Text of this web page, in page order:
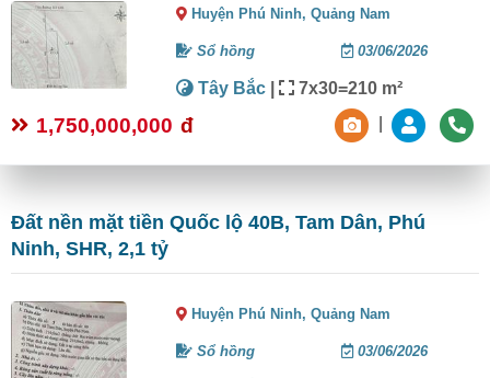
Huyện Phú Ninh,Quảng Nam
Sổ hồng 03/06/2026
Tây Bắc | 7x30=210 m²
1,750,000,000 đ
Đất nền mặt tiền Quốc lộ 40B, Tam Dân, Phú
Ninh, SHR, 2,1 tỷ
Huyện Phú Ninh,Quảng Nam
Sổ hồng 03/06/2026